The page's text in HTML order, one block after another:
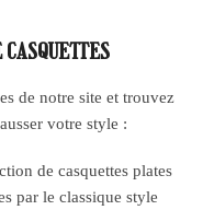
de notre site et trouvez
votre style :
de casquettes plates
par le classique style